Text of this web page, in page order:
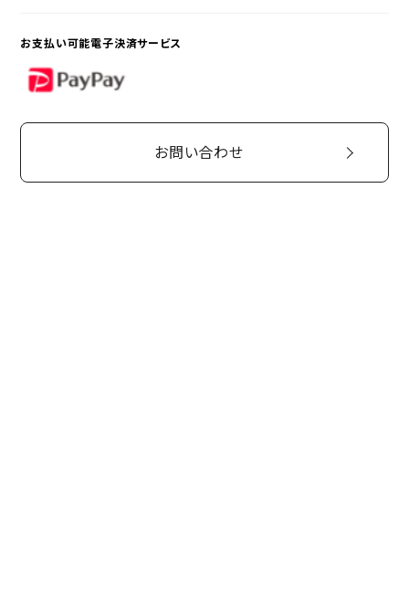
お支払い可能電子決済サービス
PayPay
お問い合わせ